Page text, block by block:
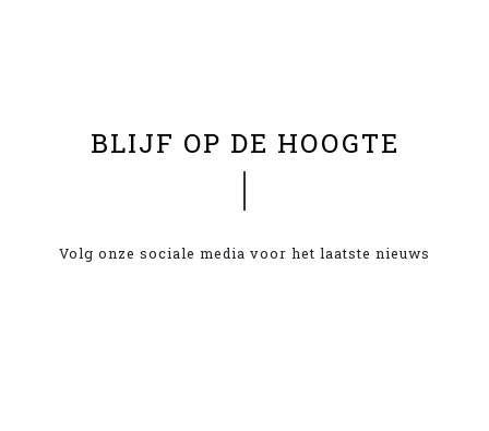
BLIJF OP DE HOOGTE
Volg onze sociale media voor het laatste nieuws